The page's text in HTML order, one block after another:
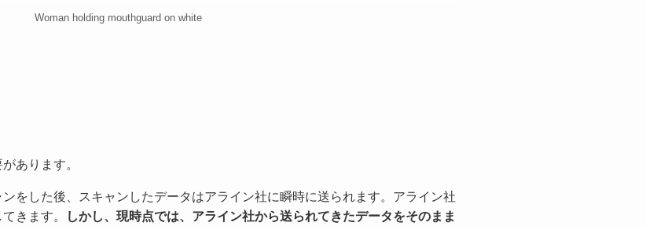
Woman holding mouthguard on white
あります。
をした後、スキャンしたデータはアライン社に瞬時に送られます。アライン社
きます。
しかし、現時点では、アライン社から送られてきたデータをそのまま